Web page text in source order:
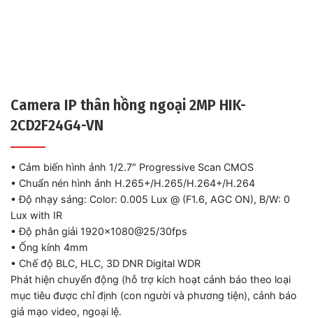
Camera IP thân hồng ngoại 2MP HIK-
2CD2F24G4-VN
• Cảm biến hình ảnh 1/2.7″ Progressive Scan CMOS
• Chuẩn nén hình ảnh H.265+/H.265/H.264+/H.264
• Độ nhạy sáng: Color: 0.005 Lux @ (F1.6, AGC ON), B/W: 0
Lux with IR
• Độ phân giải 1920×1080@25/30fps
• Ống kính 4mm
• Chế độ BLC, HLC, 3D DNR Digital WDR
Phát hiện chuyển động (hỗ trợ kích hoạt cảnh báo theo loại
mục tiêu được chỉ định (con người và phương tiện), cảnh báo
giả mạo video, ngoại lệ.